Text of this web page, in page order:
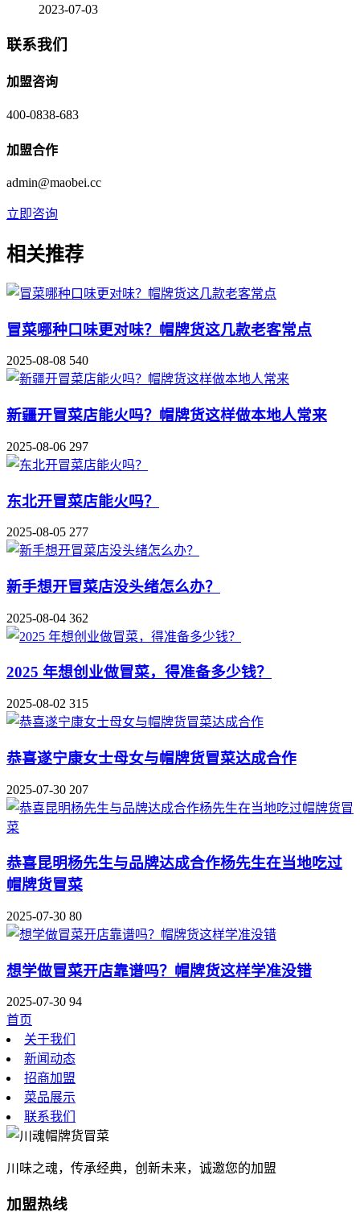
2023-07-03
联系我们
加盟咨询
400-0838-683
加盟合作
admin@maobei.cc
立即咨询
相关推荐
冒菜哪种口味更对味？帽牌货这几款老客常点
2025-08-08 540
新疆开冒菜店能火吗？帽牌货这样做本地人常来
2025-08-06 297
东北开冒菜店能火吗？
2025-08-05 277
新手想开冒菜店没头绪怎么办？
2025-08-04 362
2025 年想创业做冒菜，得准备多少钱？
2025-08-02 315
恭喜遂宁康女士母女与帽牌货冒菜达成合作
2025-07-30 207
恭喜昆明杨先生与品牌达成合作杨先生在当地吃过
帽牌货冒菜
2025-07-30 80
想学做冒菜开店靠谱吗？帽牌货这样学准没错
2025-07-30 94
首页
关于我们
新闻动态
招商加盟
菜品展示
联系我们
川味之魂，传承经典，创新未来，诚邀您的加盟
加盟热线